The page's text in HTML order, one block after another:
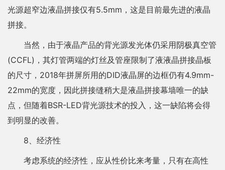
光源超窄边液晶拼接仅有5.5mm，这是目前最先进的液晶
拼接。
当然，由于液晶产品的背光源发光体仍采用阴极真空管
(CCFL)，其灯管两端的灯丝及管座限制了液液晶拼接晶板
的尺寸，2018年拼屏所用的DID液晶屏的边框仍有4.9mm-
22mm的宽度，因此拼接缝稍大是液晶拼接幕墙唯一的缺
点，但随着BSR-LED背光源技术的投入，这一缺陷将会得
到明显的改善。
8、经济性
考虑系统的经济性，应从性价比来考量，只有在高性